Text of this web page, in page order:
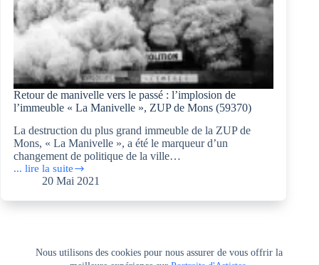
Nous utilisons des cookies pour nous assurer de vous offrir la
Retour de manivelle vers le passé : l’implosion de
l’immeuble « La Manivelle », ZUP de Mons (59370)
La destruction du plus grand immeuble de la ZUP de
Mons, « La Manivelle », a été le marqueur d’un
changement de politique de la ville…
... lire la suite
Retour
l’implosion
20 Mai 2021